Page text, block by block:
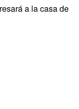
a la casa de